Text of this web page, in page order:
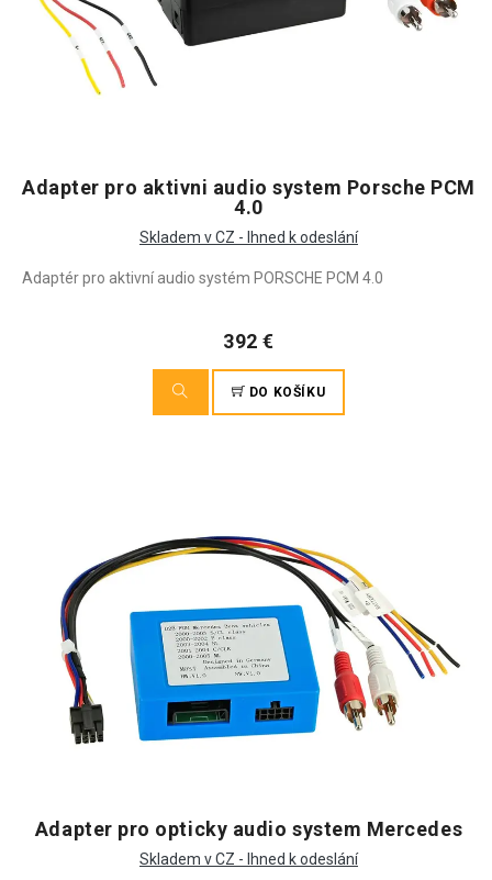
Adapter pro aktivni audio system Porsche PCM
4.0
Skladem v CZ - Ihned k odeslání
Adaptér pro aktivní audio systém PORSCHE PCM 4.0
392 €
DO KOŠÍKU
Adapter pro opticky audio system Mercedes
Skladem v CZ - Ihned k odeslání